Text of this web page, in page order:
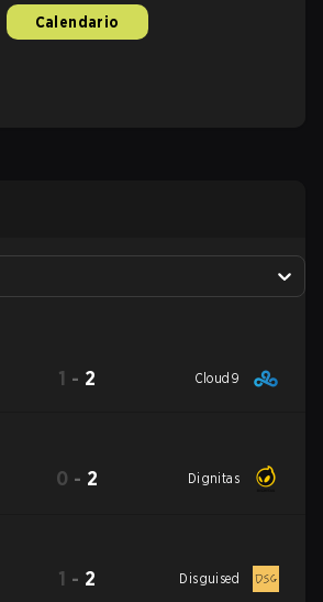
Calendario
1 - 2 Cloud9
0 - 2 Dignitas
1 - 2 Disguised